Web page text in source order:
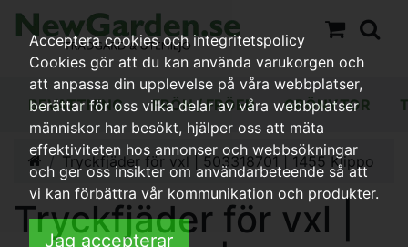
BEVATTNING FRÖN / FRÖER GRÖNYTOR
Tryckfjäder för vxl | 503318701 | 1455 Klippo
Tryckfjäder för vxl |
Acceptera cookies och integritetspolicy
Cookies gör att du kan använda varukorgen och
att anpassa din upplevelse på våra webbplatser,
berättar för oss vilka delar av våra webbplatser
människor har besökt, hjälper oss att mäta
effektiviteten hos annonser och webbsökningar
och ger oss insikter om användarbeteende så att
vi kan förbättra vår kommunikation och produkter.
Jag accepterar